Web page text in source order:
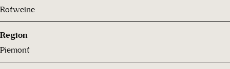
Rotweine
Region
Piemont